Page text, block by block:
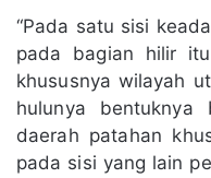
“Pada satu sisi
pada bagian hilir
khususnya wilayah
hulunya
daerah patahan
pada sisi yang lain